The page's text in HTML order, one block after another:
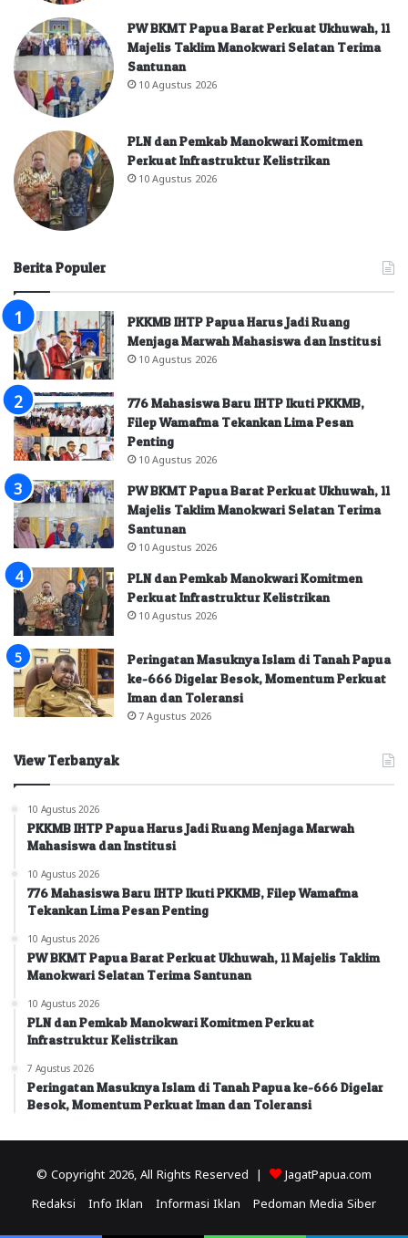
PW BKMT Papua Barat Perkuat Ukhuwah, 11
Majelis Taklim Manokwari Selatan Terima
Santunan
10 Agustus 2026
PLN dan Pemkab Manokwari Komitmen
Perkuat Infrastruktur Kelistrikan
10 Agustus 2026
Berita Populer
PKKMB IHTP Papua Harus Jadi Ruang
Menjaga Marwah Mahasiswa dan Institusi
10 Agustus 2026
776 Mahasiswa Baru IHTP Ikuti PKKMB,
Filep Wamafma Tekankan Lima Pesan
Penting
10 Agustus 2026
PW BKMT Papua Barat Perkuat Ukhuwah, 11
Majelis Taklim Manokwari Selatan Terima
Santunan
10 Agustus 2026
PLN dan Pemkab Manokwari Komitmen
Perkuat Infrastruktur Kelistrikan
10 Agustus 2026
Peringatan Masuknya Islam di Tanah Papua
ke-666 Digelar Besok, Momentum Perkuat
Iman dan Toleransi
7 Agustus 2026
View Terbanyak
10 Agustus 2026
PKKMB IHTP Papua Harus Jadi Ruang Menjaga Marwah
Mahasiswa dan Institusi
10 Agustus 2026
776 Mahasiswa Baru IHTP Ikuti PKKMB, Filep Wamafma
Tekankan Lima Pesan Penting
10 Agustus 2026
PW BKMT Papua Barat Perkuat Ukhuwah, 11 Majelis Taklim
Manokwari Selatan Terima Santunan
10 Agustus 2026
PLN dan Pemkab Manokwari Komitmen Perkuat
Infrastruktur Kelistrikan
7 Agustus 2026
Peringatan Masuknya Islam di Tanah Papua ke-666 Digelar
Besok, Momentum Perkuat Iman dan Toleransi
© Copyright 2026, All Rights Reserved | JagatPapua.com
Redaksi Info Iklan Informasi Iklan Pedoman Media Siber